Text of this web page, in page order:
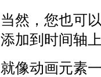
当然，您也可
添加到时间轴
就像动画元素